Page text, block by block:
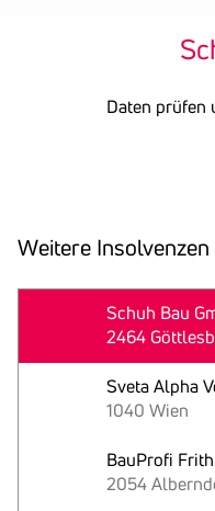
Daten prüfen
Weitere Insol­venzen
Schuh Bau
2464
Sveta Alpha
1040 Wien
BauProfi
2054